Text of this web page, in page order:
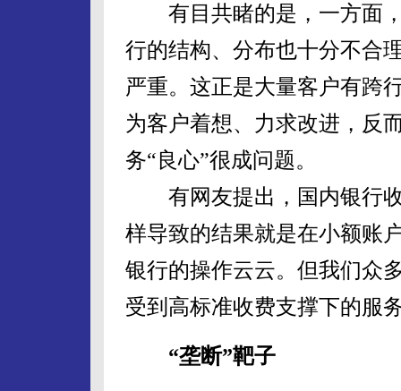
有目共睹的是，一方面，
行的结构、分布也十分不合
严重。这正是大量客户有跨
为客户着想、力求改进，反
务“良心”很成问题。
有网友提出，国内银行收
样导致的结果就是在小额账
银行的操作云云。但我们众
受到高标准收费支撑下的服
“垄断”靶子